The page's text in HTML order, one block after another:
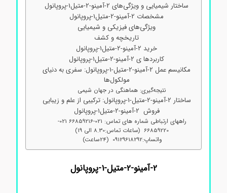
ساختار شیمیایی و ویژگی‌های 2-آمینو-2-متیل1-پروپانول
مشخصات 2-آمینو-2-متیل1-پروپانول
ویژگی‌های فیزیکی و شیمیایی
تاریخچه و کشف
خرید 2-آمینو-2-متیل1-پروپانول
کاربردها ی 2-آمینو-2-متیل1-پروپانول
مکانیسم عمل 2-آمینو-2-متیل-1-پروپانول: سفری به دنیای
مولکول‌ها
نتیجه‌گیری: هماهنگی در جهان شیمی
ساختار 2-آمینو-2-متیل-1-پروپانول: ترکیبی از علم و زیبایی
فروش 2-آمینو-2-متیل1-پروپانول
راههای ارتباطی شماره های تماس: 021-66859216 021-
66859220 (ساعات تماس:8.30 الی 19)
واتساپ:09129618292 (24ساعت)